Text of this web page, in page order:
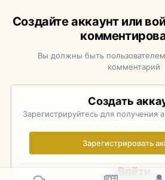
Создайте аккаунт или
Вы должны быть
комментарий
Создать
Зарегистрируйтесь для получения
Зарегистрировать
Войти